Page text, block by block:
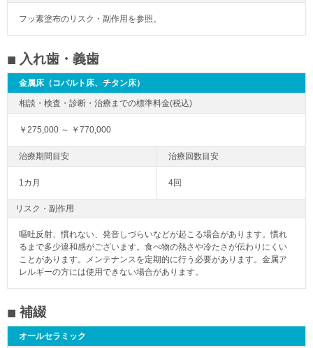
フッ素塗布のリスク・副作用を参照。
入れ歯・義歯
金属床（コバルト床、チタン床）
￥275,000 ～ ￥770,000
1カ月 4回
リスク・副作用
嘔吐反射、慣れない、発音しづらいなどが起こる場合があります。慣れ
るまで多少違和感がございます。食べ物の熱さや冷たさが伝わりにくい
ことがあります。メンテナンスを定期的に行う必要があります。金属ア
レルギーの方には使用できない場合があります。
補綴
オールセラミック